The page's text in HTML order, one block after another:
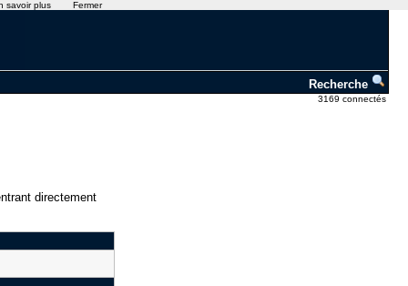
Recherche
3169 connectés
directement
savoir plus Fermer